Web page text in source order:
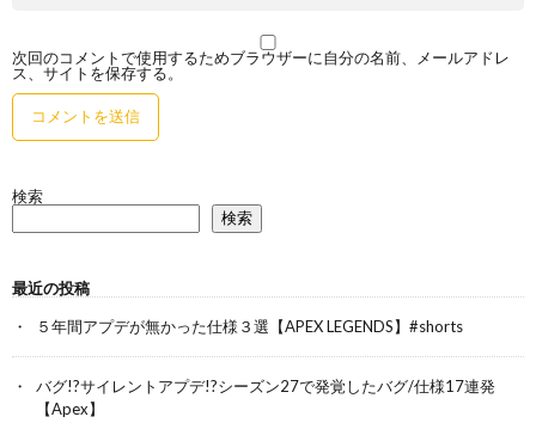
次回のコメントで使用するためブラウザーに自分の名前、メールアドレ
ス、サイトを保存する。
検索
検索
最近の投稿
５年間アプデが無かった仕様３選【APEX LEGENDS】#shorts
バグ!?サイレントアプデ!?シーズン27で発覚したバグ/仕様17連発
【Apex】